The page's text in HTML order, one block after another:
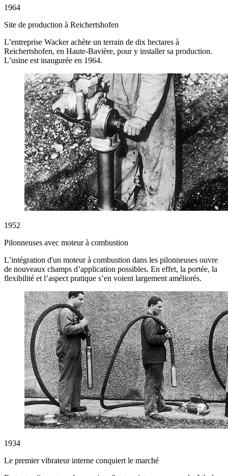
1964
Site de production à Reichertshofen
L’entreprise Wacker achète un terrain de dix hectares à
Reichertshofen, en Haute-Bavière, pour y installer sa production.
L’usine est inaugurée en 1964.
1952
Pilonneuses avec moteur à combustion
L’intégration d'un moteur à combustion dans les pilonneuses ouvre
de nouveaux champs d’application possibles. En effet, la portée, la
flexibilité et l’aspect pratique s’en voient largement améliorés.
1934
Le premier vibrateur interne conquiert le marché